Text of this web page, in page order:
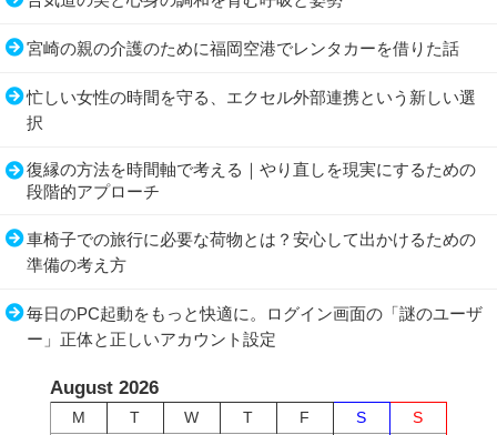
宮崎の親の介護のために福岡空港でレンタカーを借りた話
忙しい女性の時間を守る、エクセル外部連携という新しい選
択
復縁の方法を時間軸で考える｜やり直しを現実にするための
段階的アプローチ
車椅子での旅行に必要な荷物とは？安心して出かけるための
準備の考え方
毎日のPC起動をもっと快適に。ログイン画面の「謎のユーザ
ー」正体と正しいアカウント設定
August 2026
M T W T F S
S